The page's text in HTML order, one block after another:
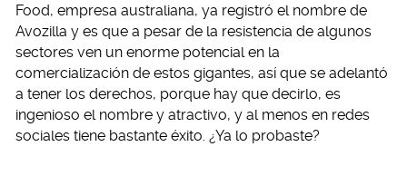
Food, empresa australiana, ya registró el nombre de
Avozilla y es que a pesar de la resistencia de algunos
sectores ven un enorme potencial en la
comercialización de estos gigantes, así que se adelantó
a tener los derechos, porque hay que decirlo, es
ingenioso el nombre y atractivo, y al menos en redes
sociales tiene bastante éxito. ¿Ya lo probaste?